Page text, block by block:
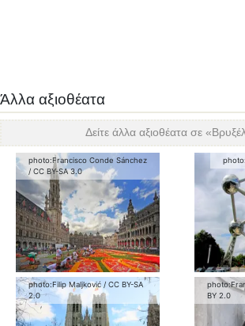
Άλλα αξιοθέατα
Δείτε άλλα αξιοθέατα σε «
photo:Francisco Conde Sánchez
/ CC BY-SA 3.0
photo:
photo:Filip Maljković / CC BY-SA
2.0
photo:
BY 2.0